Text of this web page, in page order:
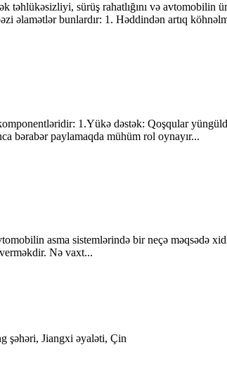
sürüş rahatlığını və avtomobilin
əlamətlər bunlardır: 1. Həddindən artıq
1.Yükə dəstək: Qoşqular
bərabər paylamaqda mühüm rol oynayır...
asma sistemlərində bir neçə məqsədə
Nə vaxt...
şəhəri, Jiangxi əyaləti, Çin